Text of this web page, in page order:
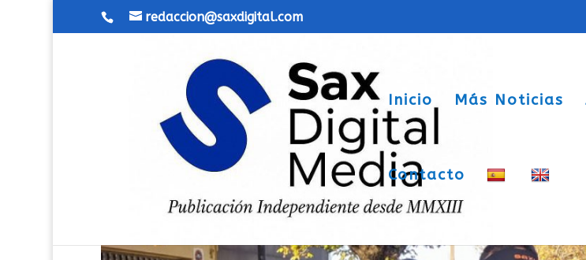
redaccion@saxdigital.com
Inicio Más Noticias
Contacto